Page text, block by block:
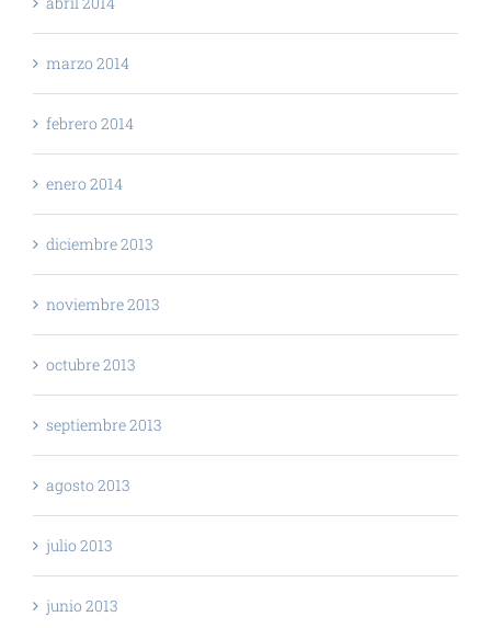
marzo 2014
febrero 2014
enero 2014
diciembre 2013
noviembre 2013
octubre 2013
septiembre 2013
agosto 2013
julio 2013
junio 2013